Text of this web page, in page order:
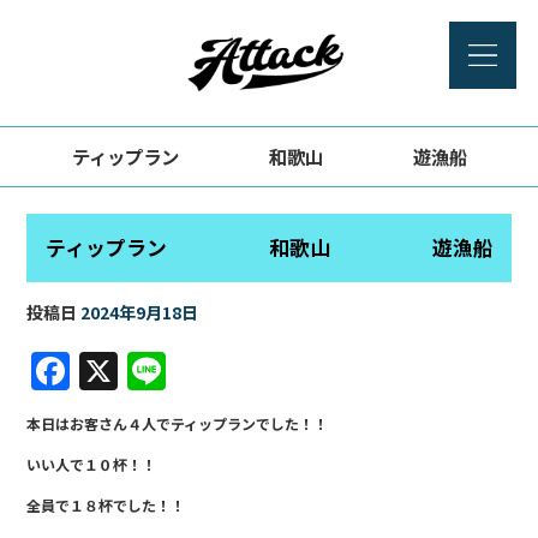
ティップラン 和歌山 遊漁船
ティップラン 和歌山 遊漁船
投稿日 2024年9月18日
F
a
c
e
b
X
n
e
本日はお客さん４人でティップランでした！！
いい人で１０杯！！
全員で１８杯でした！！